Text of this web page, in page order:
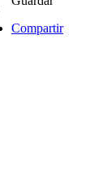
Compartir